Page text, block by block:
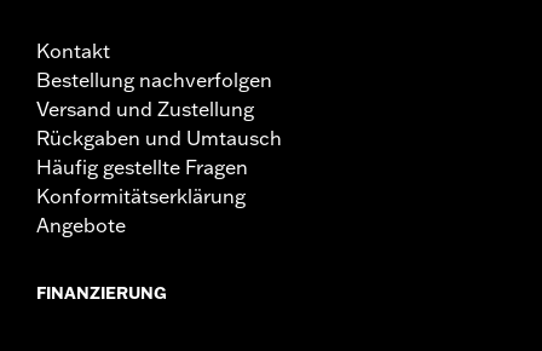
Kontakt
Bestellung nachverfolgen
Versand und Zustellung
Rückgaben und Umtausch
Häufig gestellte Fragen
Konformitätserklärung
Angebote
FINANZIERUNG